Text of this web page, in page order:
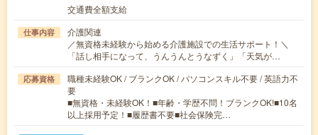
交通費全額支給
仕事内容
介護関連
／無資格未経験から始める介護施設での生活サポート！＼
「話し相手になって、うんうんとうなずく」「天気が…
応募資格
職種未経験OK / ブランクOK / パソコンスキル不要 / 英語力不
要
■無資格・未経験OK！■年齢・学歴不問！ブランクOK!■10名
以上採用予定！■履歴書不要■社会保険完…